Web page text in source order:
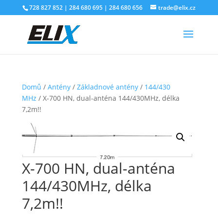
728 827 852 | 284 680 695 | 284 680 656 trade@elix.cz
Domů / Antény/ Základnové antény/ 144/430
MHz / X-700 HN, dual-anténa 144/430MHz, délka
7,2m!!
X-700 HN, dual-anténa
144/430MHz, délka
7,2m!!